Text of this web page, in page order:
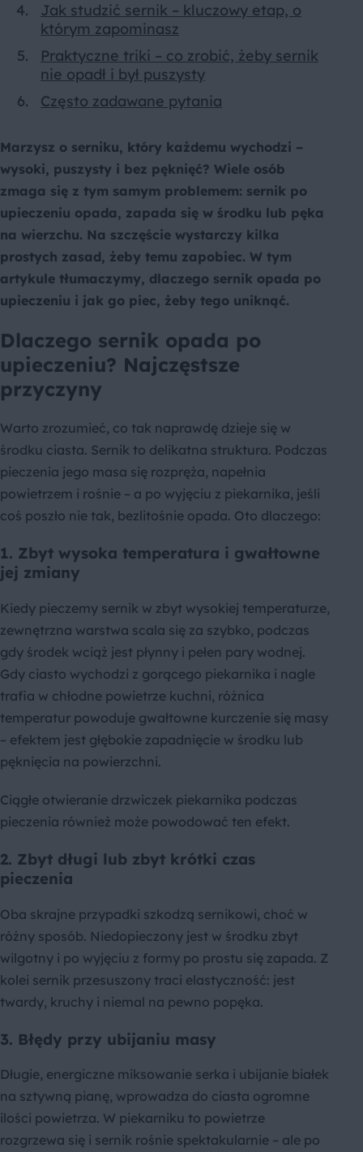
Jak studzić sernik – kluczowy etap, o
którym zapominasz
Praktyczne triki – co zrobić, żeby sernik
nie opadł i był puszysty
Często zadawane pytania
Marzysz o serniku, który każdemu wychodzi –
wysoki, puszysty i bez pęknięć? Wiele osób
zmaga się z tym samym problemem: sernik po
upieczeniu opada, zapada się w środku lub pęka
na wierzchu. Na szczęście wystarczy kilka
prostych zasad, żeby temu zapobiec. W tym
artykule tłumaczymy, dlaczego sernik opada po
upieczeniu i jak go piec, żeby tego uniknąć.
Dlaczego sernik opada po
upieczeniu? Najczęstsze
przyczyny
Warto zrozumieć, co tak naprawdę dzieje się w
środku ciasta. Sernik to delikatna struktura. Podczas
pieczenia jego masa się rozpręża, napełnia
powietrzem i rośnie – a po wyjęciu z piekarnika, jeśli
coś poszło nie tak, bezlitośnie opada. Oto dlaczego:
1. Zbyt wysoka temperatura i gwałtowne
jej zmiany
Kiedy pieczemy sernik w zbyt wysokiej temperaturze,
zewnętrzna warstwa scala się za szybko, podczas
gdy środek wciąż jest płynny i pełen pary wodnej.
Gdy ciasto wychodzi z gorącego piekarnika i nagle
trafia w chłodne powietrze kuchni, różnica
temperatur powoduje gwałtowne kurczenie się masy
– efektem jest głębokie zapadnięcie w środku lub
pęknięcia na powierzchni.
Ciągłe otwieranie drzwiczek piekarnika podczas
pieczenia również może powodować ten efekt.
2. Zbyt długi lub zbyt krótki czas
pieczenia
Oba skrajne przypadki szkodzą sernikowi, choć w
różny sposób. Niedopieczony jest w środku zbyt
wilgotny i po wyjęciu z formy po prostu się zapada. Z
kolei sernik przesuszony traci elastyczność: jest
twardy, kruchy i niemal na pewno popęka.
3. Błędy przy ubijaniu masy
Długie, energiczne miksowanie serka i ubijanie białek
na sztywną pianę, wprowadza do ciasta ogromne
ilości powietrza. W piekarniku to powietrze
rozgrzewa się i sernik rośnie spektakularnie – ale po